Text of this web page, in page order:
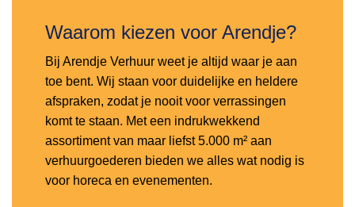
Waarom kiezen voor Arendje?
Bij Arendje Verhuur weet je altijd waar je aan
toe bent. Wij staan voor duidelijke en heldere
afspraken, zodat je nooit voor verrassingen
komt te staan. Met een indrukwekkend
assortiment van maar liefst 5.000 m² aan
verhuurgoederen bieden we alles wat nodig is
voor horeca en evenementen.